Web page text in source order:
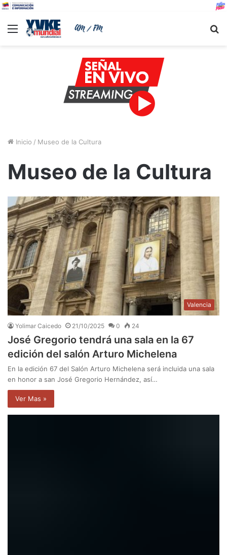
Menu
Inicio / Museo de la Cultura
Museo de la Cultura
Valencia
Yolimar Caicedo 21/10/2025 0 24
José Gregorio tendrá una sala en la 67
edición del salón Arturo Michelena
En la edición 67 del Salón Arturo Michelena será incluida una sala
en honor a san José Gregorio Hernández, así…
Ver Mas »